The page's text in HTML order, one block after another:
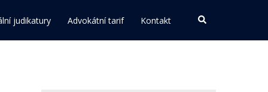
judikatury Advokátní tarif Kontakt Search